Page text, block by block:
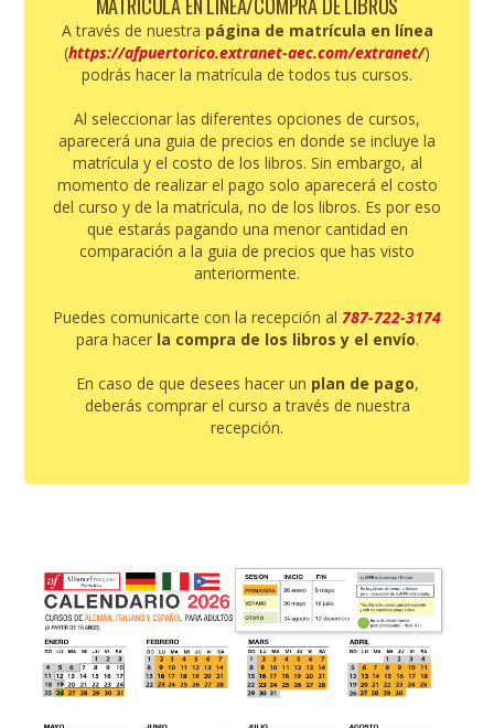
A través de nuestra página de matrícula en línea
(https://afpuertorico.extranet-aec.com/extranet/)
podrás hacer la matrícula de todos tus cursos.
Al seleccionar las diferentes opciones de cursos,
aparecerá una guia de precios en donde se incluye la
matrícula y el costo de los libros. Sin embargo, al
momento de realizar el pago solo aparecerá el costo
del curso y de la matrícula, no de los libros. Es por eso
que estarás pagando una menor cantidad en
comparación a la guia de precios que has visto
anteriormente.
Puedes comunicarte con la recepción al 787-722-3174
para hacer la compra de los libros y el envío.
En caso de que desees hacer un plan de pago,
deberás comprar el curso a través de nuestra
recepción.